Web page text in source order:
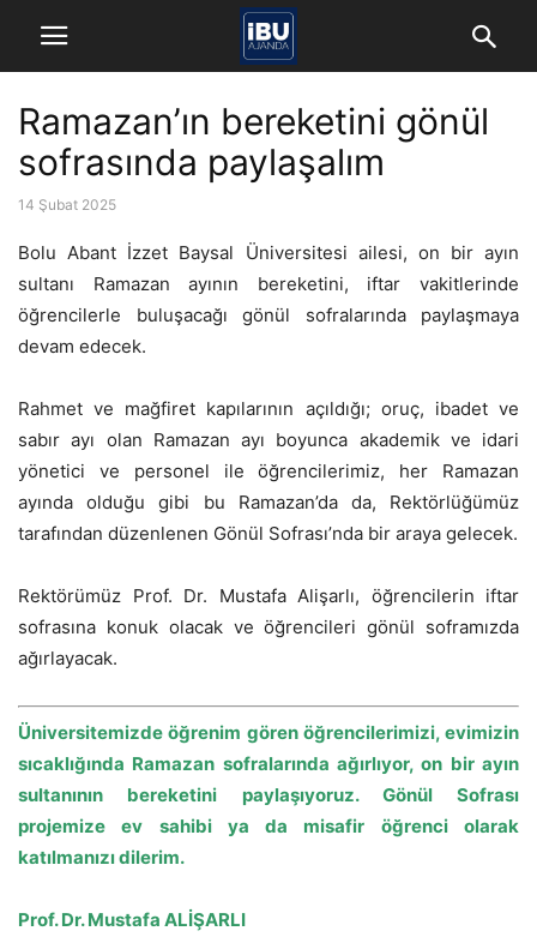
Ramazan’ın bereketini gönül
sofrasında paylaşalım
14 Şubat 2025
Bolu Abant İzzet Baysal Üniversitesi ailesi, on bir ayın
sultanı Ramazan ayının bereketini, iftar vakitlerinde
öğrencilerle buluşacağı gönül sofralarında paylaşmaya
devam edecek.
Rahmet ve mağfiret kapılarının açıldığı; oruç, ibadet ve
sabır ayı olan Ramazan ayı boyunca akademik ve idari
yönetici ve personel ile öğrencilerimiz, her Ramazan
ayında olduğu gibi bu Ramazan’da da, Rektörlüğümüz
tarafından düzenlenen Gönül Sofrası’nda bir araya gelecek.
Rektörümüz Prof. Dr. Mustafa Alişarlı, öğrencilerin iftar
sofrasına konuk olacak ve öğrencileri gönül soframızda
ağırlayacak.
Üniversitemizde öğrenim gören öğrencilerimizi, evimizin
sıcaklığında Ramazan sofralarında ağırlıyor, on bir ayın
sultanının bereketini paylaşıyoruz. Gönül Sofrası
projemize ev sahibi ya da misafir öğrenci olarak
katılmanızı dilerim.
Prof. Dr. Mustafa ALİŞARLI